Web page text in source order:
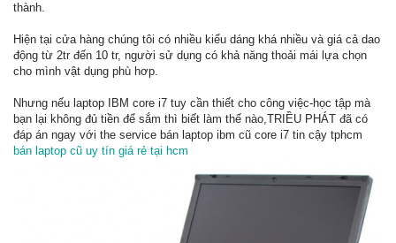
thành.
Hiện tại cửa hàng chúng tôi có nhiều kiểu dáng khá nhiều và giá cả dao
động từ 2tr đến 10 tr, người sử dụng có khả năng thoải mái lựa chọn
cho mình vật dụng phù hơp.
Nhưng nếu laptop IBM core i7 tuy cần thiết cho công việc-học tập mà
bạn lại không đủ tiền để sắm thì biết làm thế nào,TRIỀU PHÁT đã có
đáp án ngay với the service bán laptop ibm cũ core i7 tin cậy tphcm
bán laptop cũ uy tín giá rẻ tại hcm